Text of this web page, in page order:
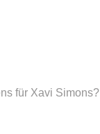
für Xavi Simons?